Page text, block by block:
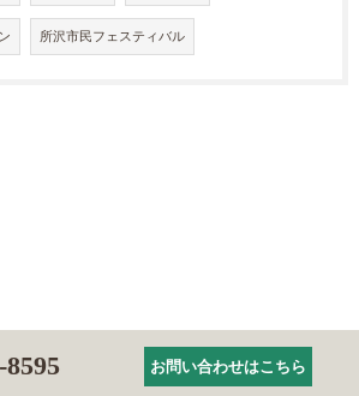
所沢市民フェスティバル
8595 お問い合わせはこちら